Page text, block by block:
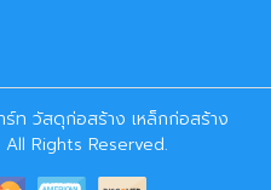
ท วัสดุก่อสร้าง เหล็กก่อสร้าง
Rights Reserved.